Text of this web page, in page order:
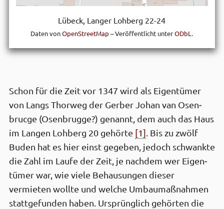
Lübeck, Langer Lohberg 22-24
Daten vonOpenStreetMap – Veröffentlicht unterODbL .
Schon für die Zeit vor 1347 wird als Eigen­tümer
von Langs Thorweg der Gerber Johan van Osen­
brucge (Osen­brugge?) genannt, dem auch das Haus
im Langen Lohberg 20 gehörte [1]. Bis zu zwölf
Buden hat es hier einst gegeben, jedoch schwankte
die Zahl im Laufe der Zeit, je nachdem wer Eigen­
tümer war, wie viele Be­hausungen dieser
vermieten wollte und welche Umbau­maßnahmen
statt­gefunden haben. Ursprüng­lich gehörten die